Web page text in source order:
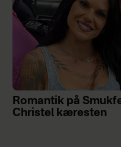
Romantik på
Christel kæresten